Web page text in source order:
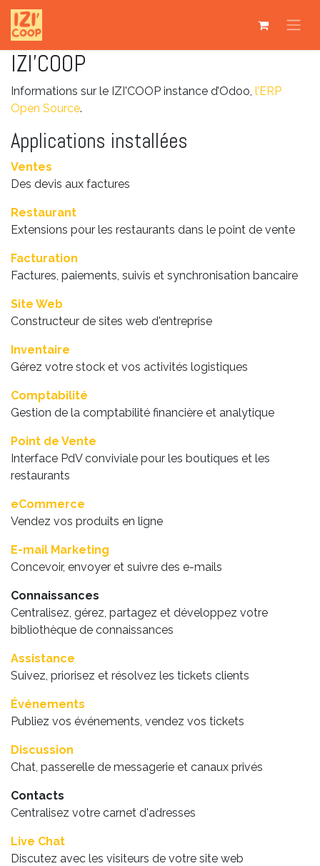
Se rendre au contenu
IZI'COOP
Informations sur le IZI'COOP instance d’Odoo, l’ERP
Open Source.
Applications installées
Ventes
Des devis aux factures
Restaurant
Extensions pour les restaurants dans le point de vente
Facturation
Factures, paiements, suivis et synchronisation bancaire
Site Web
Constructeur de sites web d'entreprise
Inventaire
Gérez votre stock et vos activités logistiques
Comptabilité
Gestion de la comptabilité financière et analytique
Point de Vente
Interface PdV conviviale pour les boutiques et les
restaurants
eCommerce
Vendez vos produits en ligne
E-mail Marketing
Concevoir, envoyer et suivre des e-mails
Connaissances
Centralisez, gérez, partagez et développez votre
bibliothèque de connaissances
Assistance
Suivez, priorisez et résolvez les tickets clients
Événements
Publiez vos événements, vendez vos tickets
Discussion
Chat, passerelle de messagerie et canaux privés
Contacts
Centralisez votre carnet d'adresses
Live Chat
Discutez avec les visiteurs de votre site web